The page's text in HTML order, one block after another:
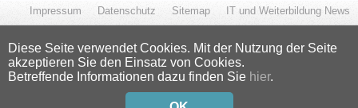
IT und Weiterbildung News
Sitemap
Datenschutz
Impressum
Diese Seite verwendet Cookies. Mit der Nutzung der Seite
akzeptieren Sie den Einsatz von Cookies.
Betreffende Informationen dazu finden Sie hier.